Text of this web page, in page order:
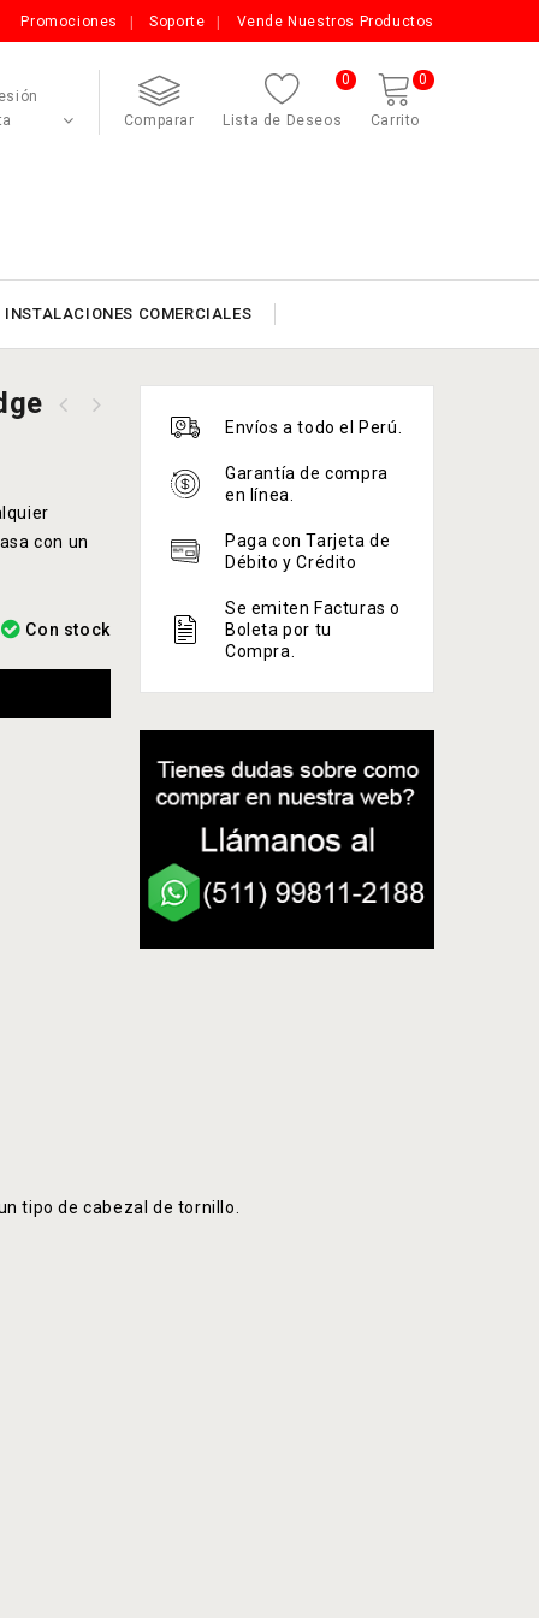
Promociones Soporte Vende Nuestros Productos
Comparar Lista de Deseos
0
Carrito
0
INSTALACIONES COMERCIALES
con un
Con stock
Envíos a todo el Perú.
Garantía de compra
en línea.
Paga con Tarjeta de
Débito y Crédito
Se emiten Facturas o
Boleta por tu
Compra.
tipo de cabezal de tornillo.